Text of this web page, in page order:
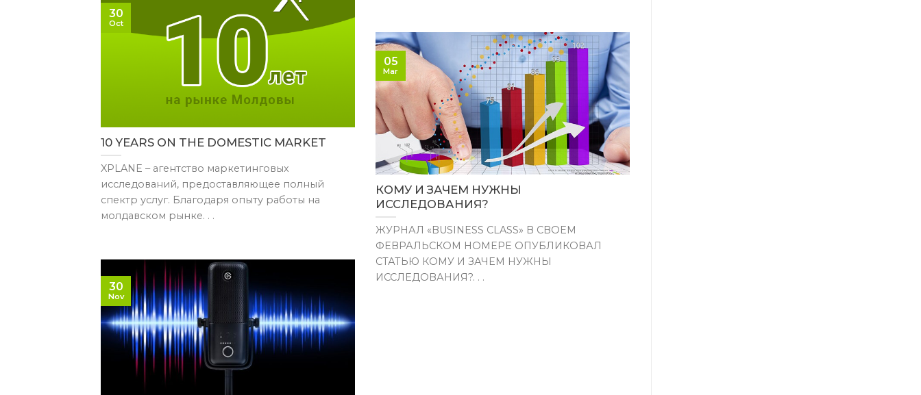
10 YEARS ON THE DOMESTIC MARKET
XPLANE – агентство маркетинговых
исследований, предоставляющее полный
спектр услуг. Благодаря опыту работы на
молдавском рынке. . .
30
Oct
КОМУ И ЗАЧЕМ НУЖНЫ
ИССЛЕДОВАНИЯ?
ЖУРНАЛ «BUSINESS CLASS» В СВОЕМ
ФЕВРАЛЬСКОМ НОМЕРЕ ОПУБЛИКОВАЛ
СТАТЬЮ КОМУ И ЗАЧЕМ НУЖНЫ
ИССЛЕДОВАНИЯ?. . .
05
Mar
30
Nov